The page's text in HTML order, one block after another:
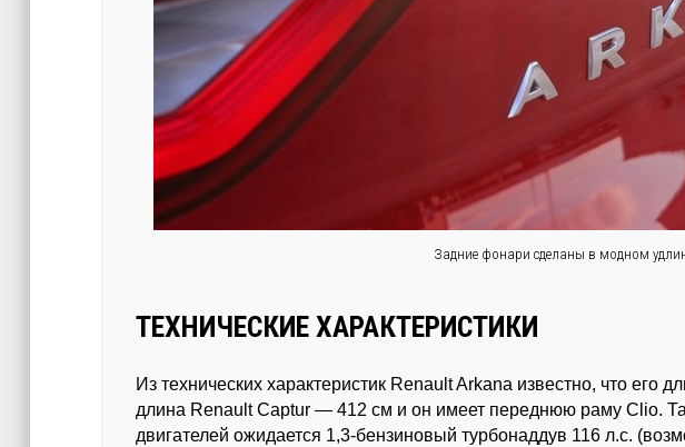
Задние фонари сделаны в модном
ТЕХНИЧЕСКИЕ ХАРАКТЕРИСТИКИ
Из технических характеристик Renault Arkana известно, что его
длина Renault Captur — 412 см и он имеет переднюю раму Clio.
двигателей ожидается 1,3-бензиновый турбонаддув 116 л.с.